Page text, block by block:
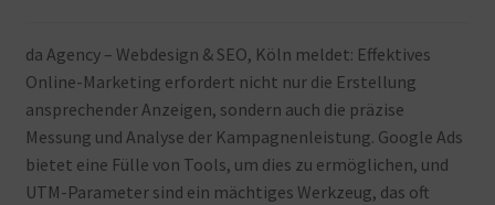
Warenkorb
da Agency – Webdesign & SEO, Köln meldet: Effektives
Online-Marketing erfordert nicht nur die Erstellung
ansprechender Anzeigen, sondern auch die präzise
Messung und Analyse der Kampagnenleistung. Google Ads
bietet eine Fülle von Tools, um dies zu ermöglichen, und
UTM-Parameter sind ein mächtiges Werkzeug, das oft